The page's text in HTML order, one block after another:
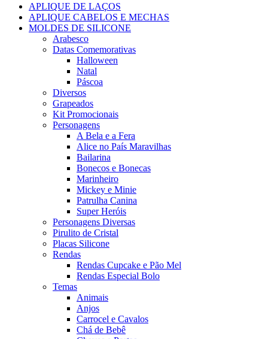
APLIQUE DE LAÇOS
APLIQUE CABELOS E MECHAS
MOLDES DE SILICONE
Arabesco
Datas Comemorativas
Halloween
Natal
Páscoa
Diversos
Grapeados
Kit Promocionais
Personagens
A Bela e a Fera
Alice no País Maravilhas
Bailarina
Bonecos e Bonecas
Marinheiro
Mickey e Minie
Patrulha Canina
Super Heróis
Personagens Diversas
Pirulito de Cristal
Placas Silicone
Rendas
Rendas Cupcake e Pão Mel
Rendas Especial Bolo
Temas
Animais
Anjos
Carrocel e Cavalos
Chá de Bebê